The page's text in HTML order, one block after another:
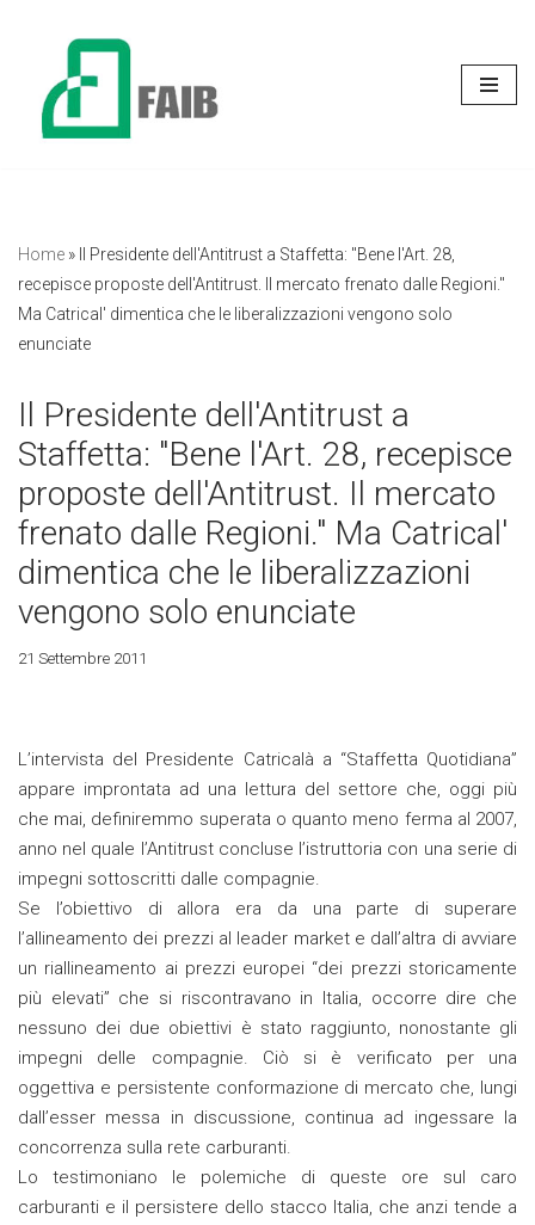
contenuto
Home »
Il Presidente dell'Antitrust a Staffetta: "Bene l'Art. 28,
recepisce proposte dell'Antitrust. Il mercato frenato dalle Regioni."
Ma Catrical' dimentica che le liberalizzazioni vengono solo
enunciate
Il Presidente dell'Antitrust a
Staffetta: "Bene l'Art. 28, recepisce
proposte dell'Antitrust. Il mercato
frenato dalle Regioni." Ma Catrical'
dimentica che le liberalizzazioni
vengono solo enunciate
21 Settembre 2011
L’intervista del Presidente Catricalà a “Staffetta Quotidiana”
appare improntata ad una lettura del settore che, oggi più
che mai, definiremmo superata o quanto meno ferma al 2007,
anno nel quale l’Antitrust concluse l’istruttoria con una serie di
impegni sottoscritti dalle compagnie.
Se l’obiettivo di allora era da una parte di superare
l’allineamento dei prezzi al leader market e dall’altra di avviare
un riallineamento ai prezzi europei “dei prezzi storicamente
più elevati” che si riscontravano in Italia, occorre dire che
nessuno dei due obiettivi è stato raggiunto, nonostante gli
impegni delle compagnie. Ciò si è verificato per una
oggettiva e persistente conformazione di mercato che, lungi
dall’esser messa in discussione, continua ad ingessare la
concorrenza sulla rete carburanti.
Lo testimoniano le polemiche di queste ore sul caro
carburanti e il persistere dello stacco Italia, che anzi tende a